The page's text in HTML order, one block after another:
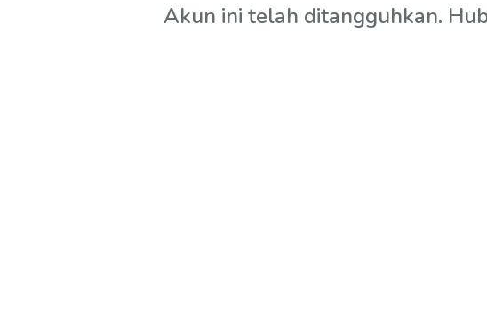
Akun ini telah ditangguhkan.